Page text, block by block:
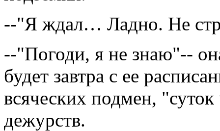
--"Я ждал… Ладно. Не
--"Погоди, я не знаю"--
будет завтра с ее
всяческих подмен,
дежурств.